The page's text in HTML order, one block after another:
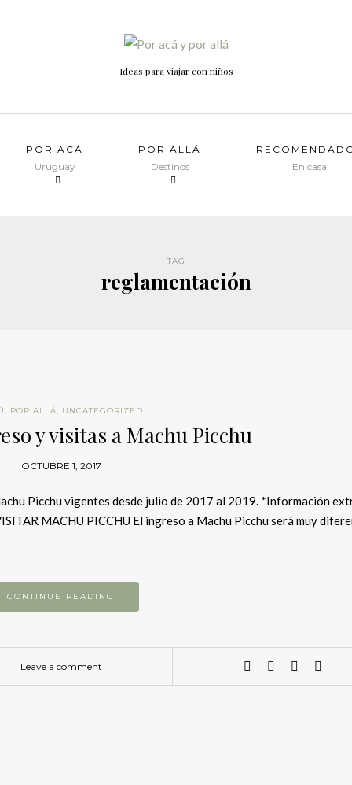
Ideas para viajar con niños
POR ACÁ
Uruguay
POR ALLÁ
Destinos
En casa
TAG
reglamentación
, POR ALLÁ, UNCATEGORIZED
y visitas a Machu Picchu
OCTUBRE 1, 2017
Picchu vigentes desde julio de 2017 al 2019. *Información
MACHU PICCHU El ingreso a Machu Picchu será muy
CONTINUE READING
Leave a comment